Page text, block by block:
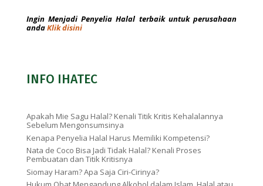
Ingin Menjadi Penyelia Halal terbaik untuk perusahaan
andaKlik disini
INFO IHATEC
Apakah Mie Sagu Halal? Kenali Titik Kritis Kehalalannya
Sebelum Mengonsumsinya
Kenapa Penyelia Halal Harus Memiliki Kompetensi?
Nata de Coco Bisa Jadi Tidak Halal? Kenali Proses
Pembuatan dan Titik Kritisnya
Siomay Haram? Apa Saja Ciri-Cirinya?